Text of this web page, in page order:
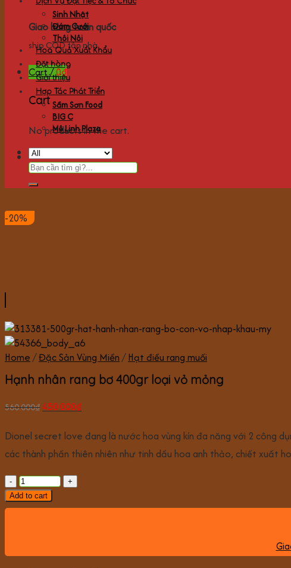
Giao hàng toàn quốc
ship COD tận nhà
Cart /0₫
Cart
No products in the cart.
Sinh Nhật
Đám Cưới
Thôi Nôi
Hoa Quả Xuất Khẩu
Đặt hàng
Giới thiệu
Hợp Tác Phát Triển
Sầm Sơn Food
BIG C
Mê Linh Plaza
-20%
Home /Đặc Sản Vùng Miền / Hạt điều rang muối
Hạnh nhân rang bơ 400gr loại vỏ mỏng
560.000₫450.000₫
Dionel secret love đang là nước hoa vùng kín đa năng với 2 công
các thành phần thiên nhiên như tinh dầu hoa anh thảo, chiết xuất
Add to cart